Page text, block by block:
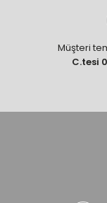
Müşteri
C.tesi